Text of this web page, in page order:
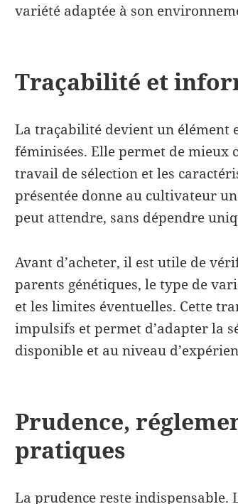
variété adaptée à son
Traçabilité et
La traçabilité devient un élément
féminisées. Elle permet de mieux
travail de sélection et les
présentée donne au cultivateur
peut attendre, sans dépendre
Avant d’acheter, il est utile de
parents génétiques, le type de
et les limites éventuelles. Cette
impulsifs et permet d’adapter la
disponible et au niveau
Prudence,
pratiques
La prudence reste indispensable.